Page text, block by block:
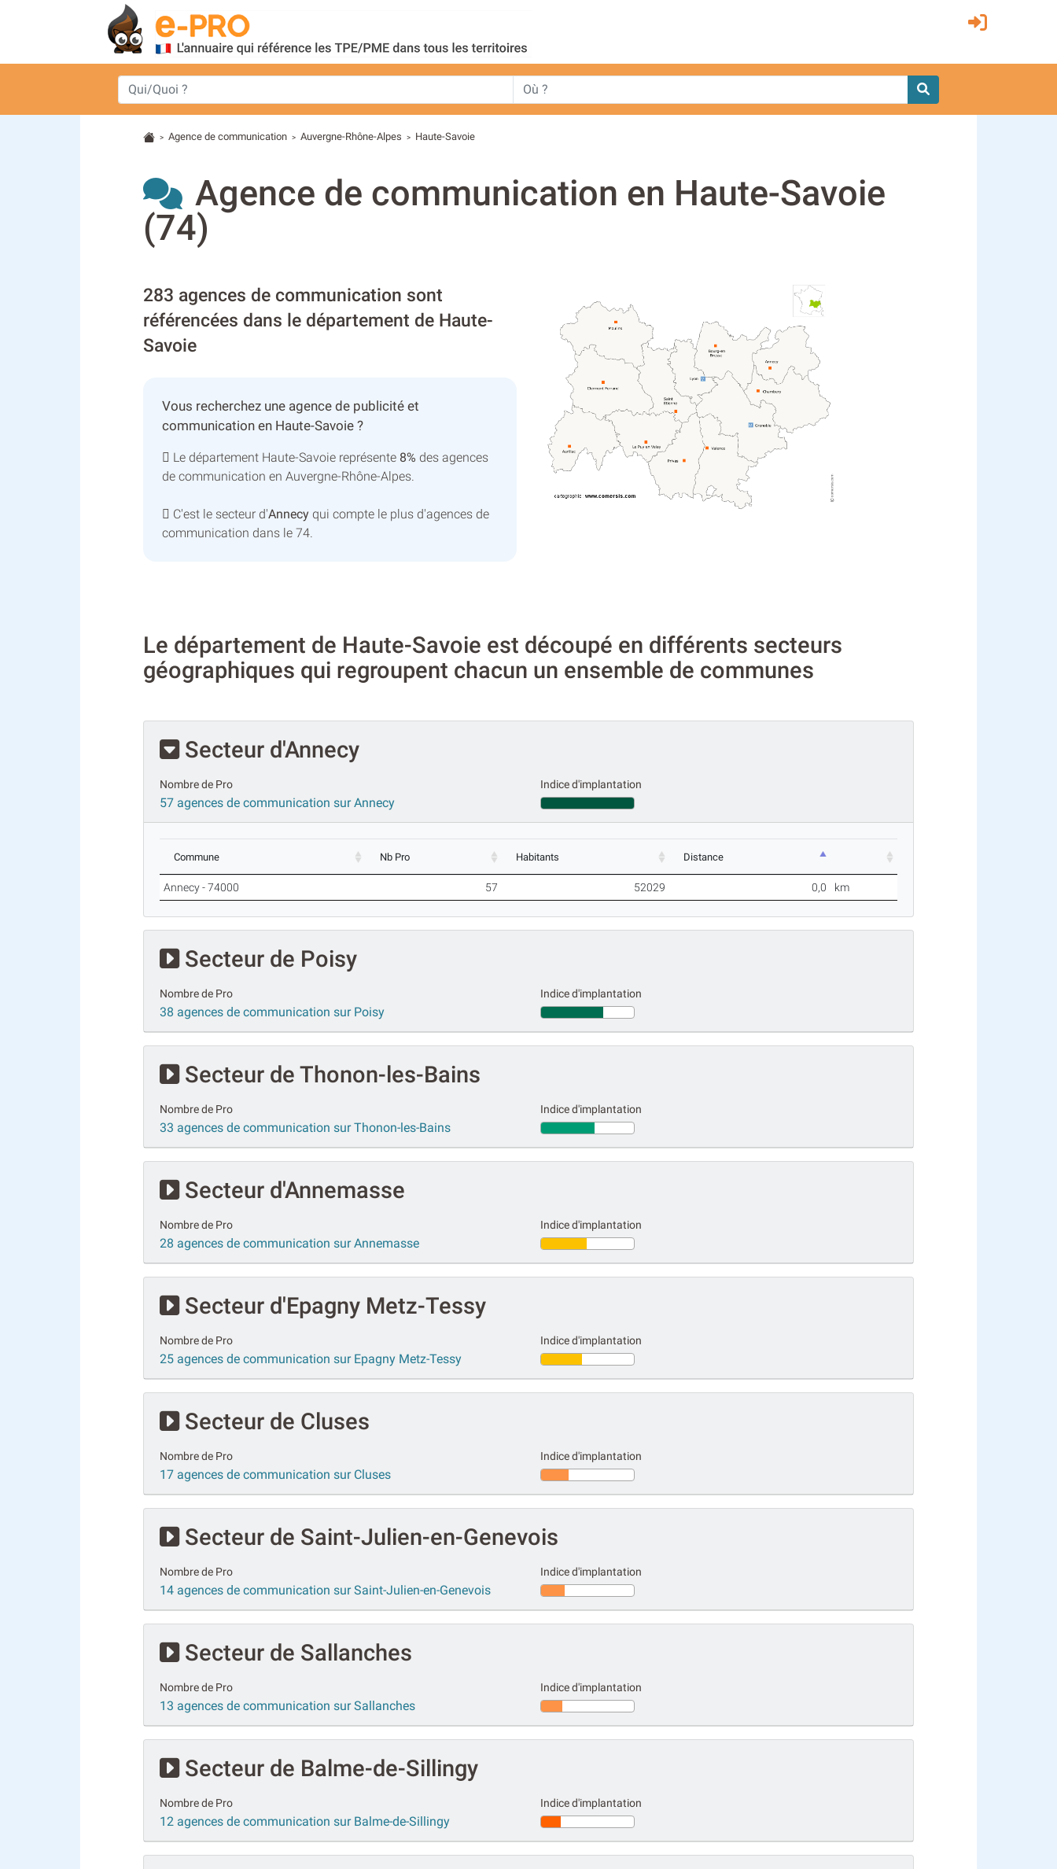
> Agence de communication > Auvergne-Rhône-Alpes > Haute-Savoie
Agence de communication en Haute-Savoie
(74)
283 agences de communication sont
référencées dans le département de Haute-
Savoie
Vous recherchez une agence de publicité et
communication en Haute-Savoie ?
Le département Haute-Savoie représente 8% des agences
de communication en Auvergne-Rhône-Alpes.
C'est le secteur d'Annecy qui compte le plus d'agences de
communication dans le 74.
Le département de Haute-Savoie est découpé en différents secteurs
géographiques qui regroupent chacun un ensemble de communes
Secteur d'Annecy
Nombre de Pro
57 agences de communication sur Annecy
Indice d'implantation
Commune Nb Pro Habitants Distance
Annecy - 74000 57 52029 0,0 km
Secteur de Poisy
Nombre de Pro
38 agences de communication sur Poisy
Indice d'implantation
Secteur de Thonon-les-Bains
Nombre de Pro
33 agences de communication sur Thonon-les-Bains
Indice d'implantation
Secteur d'Annemasse
Nombre de Pro
28 agences de communication sur Annemasse
Indice d'implantation
Secteur d'Epagny Metz-Tessy
Nombre de Pro
25 agences de communication sur Epagny Metz-Tessy
Indice d'implantation
Secteur de Cluses
Nombre de Pro
17 agences de communication sur Cluses
Indice d'implantation
Secteur de Saint-Julien-en-Genevois
Nombre de Pro
14 agences de communication sur Saint-Julien-en-Genevois
Indice d'implantation
Secteur de Sallanches
Nombre de Pro
13 agences de communication sur Sallanches
Indice d'implantation
Secteur de Balme-de-Sillingy
Nombre de Pro
12 agences de communication sur Balme-de-Sillingy
Indice d'implantation